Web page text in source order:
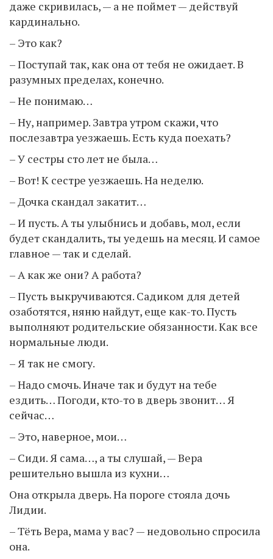
даже скривилась, — а не поймет — действуй
кардинально.
– Это как?
– Поступай так, как она от тебя не ожидает. В
разумных пределах, конечно.
– Не понимаю…
– Ну, например. Завтра утром скажи, что
послезавтра уезжаешь. Есть куда поехать?
– У сестры сто лет не была…
– Вот! К сестре уезжаешь. На неделю.
– Дочка скандал закатит…
– И пусть. А ты улыбнись и добавь, мол, если
будет скандалить, ты уедешь на месяц. И самое
главное — так и сделай.
– А как же они? А работа?
– Пусть выкручиваются. Садиком для детей
озаботятся, няню найдут, еще как-то. Пусть
выполняют родительские обязанности. Как все
нормальные люди.
– Я так не смогу.
– Надо смочь. Иначе так и будут на тебе
ездить… Погоди, кто-то в дверь звонит… Я
сейчас…
– Это, наверное, мои…
– Сиди. Я сама…, а ты слушай, — Вера
решительно вышла из кухни…
Она открыла дверь. На пороге стояла дочь
Лидии.
– Тёть Вера, мама у вас? — недовольно спросила
она.